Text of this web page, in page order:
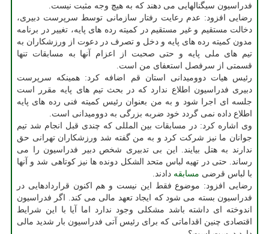
فدراسیون سیگنالهایی می دهند كه به هیچ وجه مثبت نیست.
رضایی افزود: عدم رعایت رفتار سازمانی توسط سرپرست دبیری،
دخالت مستقیم و غیر مستقیم در كمیته رده های پایه، تغییر در برنامه
مدون كمیته رده های پایه و دخل و تصرف در دعوت از ورزشكاران به
تیم های ملی پایه و حتی صحبت از اعزام آنها به مسابقات تنها
قسمتی از سرفصل استعفای من است.
رئیس هیات دوومیدانی استان قم اضافه كرد: همینكه سرپرست
دبیری فدراسیون اطلاع ندارد كه در بحث تیم های پایه مقرر است
جلسه ای اجرا شود و به من بعنوان رئیس كمیته فنی رده های پایه
اطلاع داده نمی گردد خود ضربه بزرگی به دوومیدانی است.
وی اشاره كرد: در مسابقات بین المللی كه چندی قبل انجام شد تیم
جوانان ما نیز شركت كرد و به من گفته شد ورزشكاران تهرانی حق
ندارند به هتل بیایند. این بی تدبیری شخص دبیر فدراسیون را می
رساند. حتی در تهیه لباس متحد الشكل دونده ها نیز كوتاهی شد و آنها
با لباس قرضی مسابقه دادند.
رضایی افزود: موضوع فقط این نیست و هم اكنون قراردادهایی در
فدراسیون بسته می شود كه ایجاد تعهد مالی می كند. اگر فدراسیون
اندوخته ای داشته باشد مشكلی وجود ندارد اما آیا با این شرایط
اقتصادی چنین اقداماتی كه برای رئیس آتی فدراسیون بار شدید مالی